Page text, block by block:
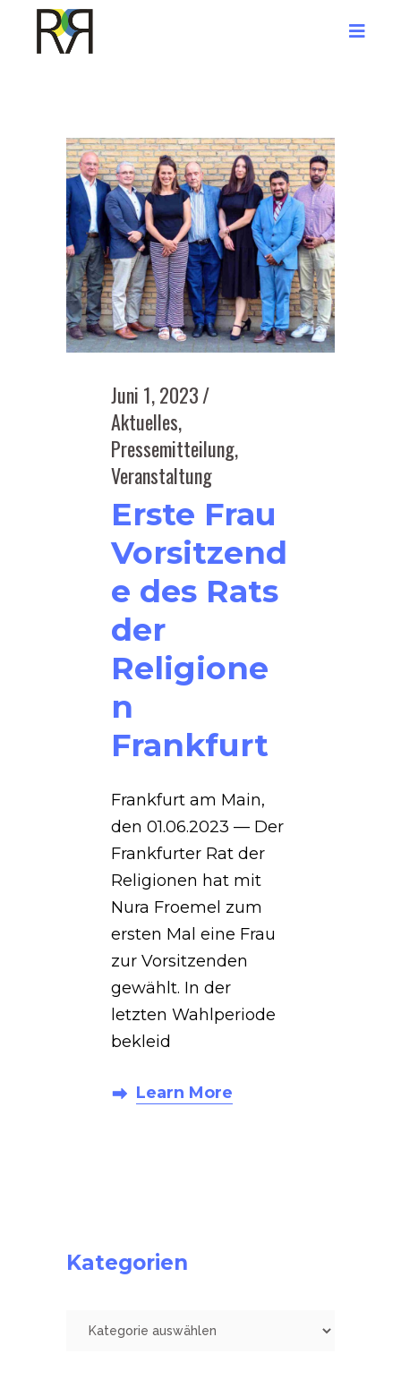
Juni 1, 2023
Aktuelles,
Pressemitteilung,
Veranstaltung
Erste Frau
Vorsitzend
e des Rats
der
Religione
n
Frankfurt
Frankfurt am Main,
den 01.06.2023 — Der
Frankfurter Rat der
Religionen hat mit
Nura Froemel zum
ersten Mal eine Frau
zur Vorsitzenden
gewählt. In der
letzten Wahlperiode
bekleid
Learn More
Kategorien